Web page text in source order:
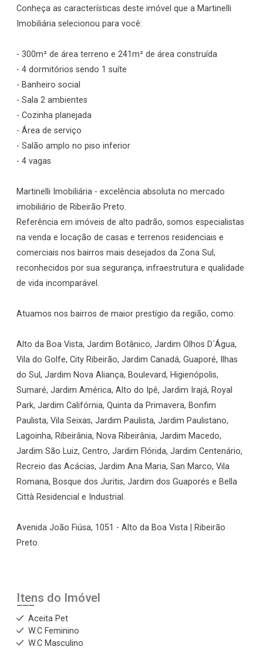
Conheça as características deste imóvel que a Martinelli
Imobiliária selecionou para você:
- 300m² de área terreno e 241m² de área construída
- 4 dormitórios sendo 1 suíte
- Banheiro social
- Sala 2 ambientes
- Cozinha planejada
- Área de serviço
- Salão amplo no piso inferior
- 4 vagas
Martinelli Imobiliária - excelência absoluta no mercado
imobiliário de Ribeirão Preto.
Referência em imóveis de alto padrão, somos especialistas
na venda e locação de casas e terrenos residenciais e
comerciais nos bairros mais desejados da Zona Sul,
reconhecidos por sua segurança, infraestrutura e qualidade
de vida incomparável.
Atuamos nos bairros de maior prestígio da região, como:
Alto da Boa Vista, Jardim Botânico, Jardim Olhos D`Água,
Vila do Golfe, City Ribeirão, Jardim Canadá, Guaporé, Ilhas
do Sul, Jardim Nova Aliança, Boulevard, Higienópolis,
Sumaré, Jardim América, Alto do Ipê, Jardim Irajá, Royal
Park, Jardim Califórnia, Quinta da Primavera, Bonfim
Paulista, Vila Seixas, Jardim Paulista, Jardim Paulistano,
Lagoinha, Ribeirânia, Nova Ribeirânia, Jardim Macedo,
Jardim São Luiz, Centro, Jardim Flórida, Jardim Centenário,
Recreio das Acácias, Jardim Ana Maria, San Marco, Vila
Romana, Bosque dos Juritis, Jardim dos Guaporés e Bella
Città Residencial e Industrial.
Avenida João Fiúsa, 1051 - Alto da Boa Vista | Ribeirão
Preto.
Itens do Imóvel
Aceita Pet
W.C Feminino
W.C Masculino